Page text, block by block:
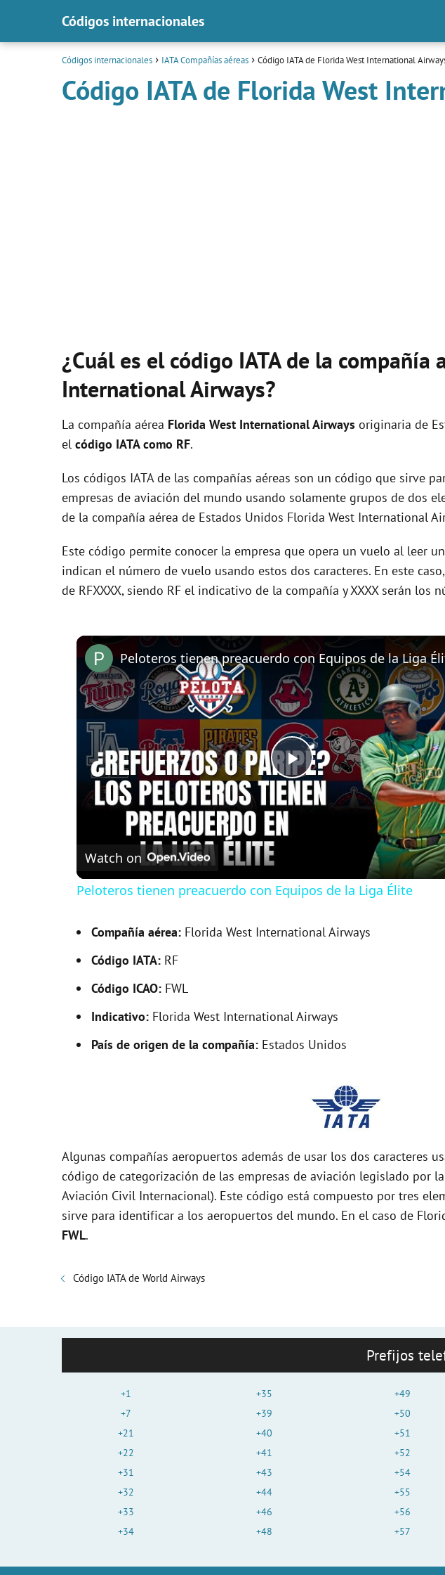
Códigos internacionales
Códigos internacionales IATA Compañías aéreas Código IATA de Florida West International
Código IATA de Florida West
¿Cuál es el código IATA de la compañía
International Airways?
La compañía aérea Florida West International Airways originaria de
el código IATA como RF.
Los códigos IATA de las compañías aéreas son un código que sirve
empresas de aviación del mundo usando solamente grupos de dos
de la compañía aérea de Estados Unidos Florida West International
Este código permite conocer la empresa que opera un vuelo al leer
indican el número de vuelo usando estos dos caracteres. En este
de RFXXXX, siendo RF el indicativo de la compañía y XXXX serán los
P
y
Peloteros tienen preacuerdo con Equipos de la Liga
Watch on
Peloteros tienen preacuerdo con Equipos de la Liga Élite
Compañía aérea: Florida West International Airways
Código IATA: RF
Código ICAO: FWL
Indicativo: Florida West International Airways
País de origen de la compañía: Estados Unidos
Algunas compañías aeropuertos además de usar los dos caracteres
código de categorización de las empresas de aviación legislado por la
Aviación Civil Internacional). Este código está compuesto por tres
sirve para identificar a los aeropuertos del mundo. En el caso de
FWL.
Código IATA de World Airways
Prefijos
+1
+7
+21
+22
+31
+32
+33
+34
+35
+39
+40
+41
+43
+44
+46
+48
+49
+50
+51
+52
+54
+55
+56
+57